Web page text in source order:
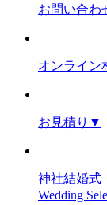
お問い合わ
オンライン
お見積り ▼
神社結婚式
Wedding